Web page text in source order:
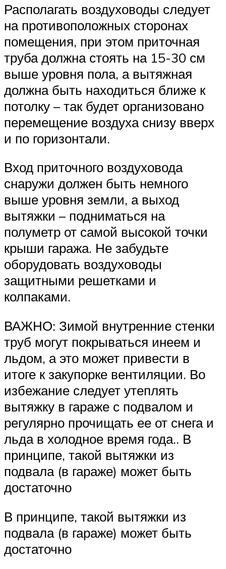
Располагать воздуховоды следует
на противоположных сторонах
помещения, при этом приточная
труба должна стоять на 15-30 см
выше уровня пола, а вытяжная
должна быть находиться ближе к
потолку – так будет организовано
перемещение воздуха снизу вверх
и по горизонтали.
Вход приточного воздуховода
снаружи должен быть немного
выше уровня земли, а выход
вытяжки – подниматься на
полуметр от самой высокой точки
крыши гаража. Не забудьте
оборудовать воздуховоды
защитными решетками и
колпаками.
ВАЖНО: Зимой внутренние стенки
труб могут покрываться инеем и
льдом, а это может привести в
итоге к закупорке вентиляции. Во
избежание следует утеплять
вытяжку в гараже с подвалом и
регулярно прочищать ее от снега и
льда в холодное время года.. В
принципе, такой вытяжки из
подвала (в гараже) может быть
достаточно
В принципе, такой вытяжки из
подвала (в гараже) может быть
достаточно